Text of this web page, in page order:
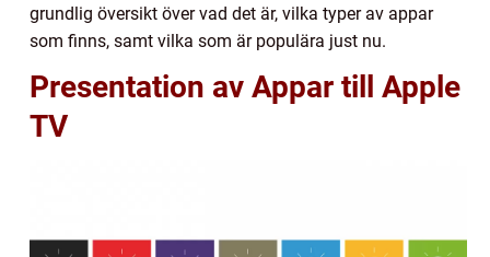
grundlig översikt över vad det är, vilka typer av appar
som finns, samt vilka som är populära just nu.
Presentation av Appar till Apple
TV